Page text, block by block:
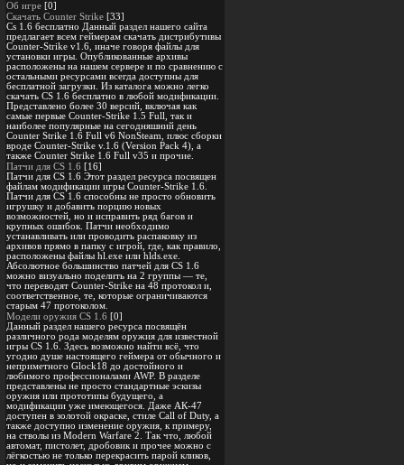
Об игре [0]
Скачать Counter Strike [33]
Cs 1.6 бесплатно Данный раздел нашего сайта
предлагает всем геймерам скачать дистрибутивы
Counter-Strike v1.6, иначе говоря файлы для
установки игры. Опубликованные архивы
расположены на нашем сервере и по сравнению с
остальными ресурсами всегда доступны для
бесплатной загрузки. Из каталога можно легко
скачать CS 1.6 бесплатно в любой модификации.
Представлено более 30 версий, включая как
самые первые Counter-Strike 1.5 Full, так и
наиболее популярные на сегодняшний день
Counter Strike 1.6 Full v6 NonSteam, плюс сборки
вроде Counter-Strike v.1.6 (Version Pack 4), а
также Counter Strike 1.6 Full v35 и прочие.
Патчи для CS 1.6 [16]
Патчи для CS 1.6 Этот раздел ресурса посвящен
файлам модификации игры Counter-Strike 1.6.
Патчи для CS 1.6 способны не просто обновить
игрушку и добавить порцию новых
возможностей, но и исправить ряд багов и
крупных ошибок. Патчи необходимо
устанавливать или проводить распаковку из
архивов прямо в папку с игрой, где, как правило,
расположены файлы hl.exe или hlds.exe.
Абсолютное большинство патчей для CS 1.6
можно визуально поделить на 2 группы — те,
что переводят Counter-Strike на 48 протокол и,
соответственное, те, которые ограничиваются
старым 47 протоколом.
Модели оружия CS 1.6 [0]
Данный раздел нашего ресурса посвящён
различного рода моделям оружия для известной
игры CS 1.6. Здесь возможно найти всё, что
угодно душе настоящего геймера от обычного и
неприметного Glock18 до достойного и
любимого профессионалами AWP. В разделе
представлены не просто стандартные эскизы
оружия или прототипы будущего, а
модификации уже имеющегося. Даже АК-47
доступен в золотой окраске, стиле Call of Duty, а
также доступно изменение оружия, к примеру,
на стволы из Modern Warfare 2. Так что, любой
автомат, пистолет, дробовик и прочее можно с
лёгкостью не только перекрасить парой кликов,